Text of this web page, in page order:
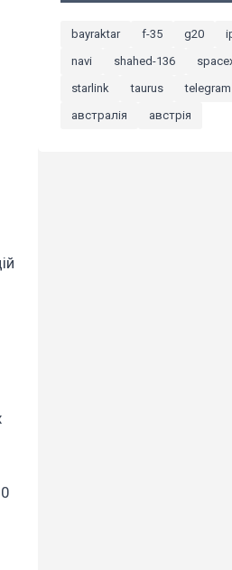
bayraktar f-35 g20
navi
shahed-136
starlink
taurus
telegram
австралія
австрія